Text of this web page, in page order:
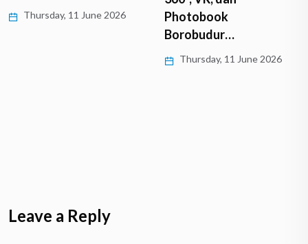
Thursday, 11 June 2026
Photobook
Borobudur…
Thursday, 11 June 2026
Leave a Reply